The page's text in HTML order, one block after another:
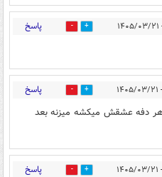
0 پاسخ
1 پاسخ
هر دفه عشقش میکشه میزنه بعد
2 پاسخ